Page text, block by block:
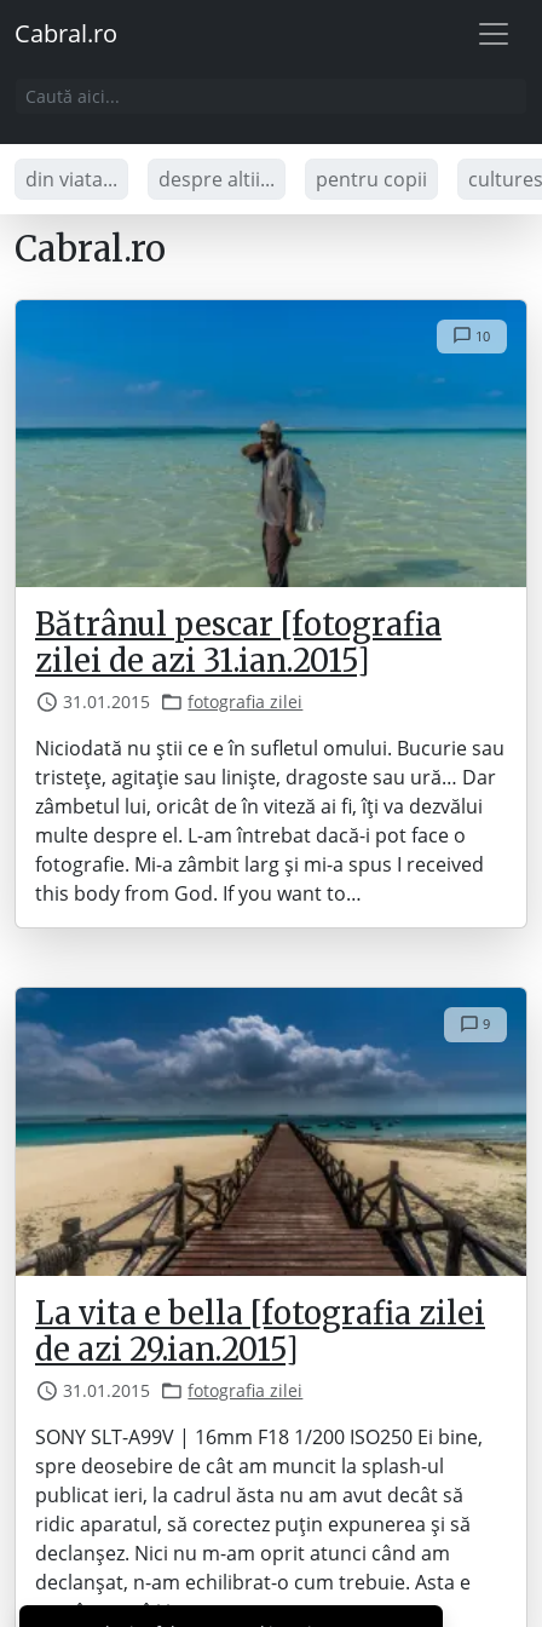
Cabral.ro
din viata... despre altii... pentru copii
Cabral.ro
10
Bătrânul pescar [fotografia
zilei de azi 31.ian.2015]
31.01.2015 fotografia zilei
Niciodată nu știi ce e în sufletul omului. Bucurie sau
tristețe, agitație sau liniște, dragoste sau ură… Dar
zâmbetul lui, oricât de în viteză ai fi, îți va dezvălui
multe despre el. L-am întrebat dacă-i pot face o
fotografie. Mi-a zâmbit larg și mi-a spus I received
this body from God. If you want to…
9
La vita e bella [fotografia zilei
de azi 29.ian.2015]
31.01.2015 fotografia zilei
SONY SLT-A99V | 16mm F18 1/200 ISO250 Ei bine,
spre deosebire de cât am muncit la splash-ul
publicat ieri, la cadrul ăsta nu am avut decât să
ridic aparatul, să corectez puțin expunerea și să
declanșez. Nici nu m-am oprit atunci când am
declanșat, n-am echilibrat-o cum trebuie. Asta e
țara în care îți ies…